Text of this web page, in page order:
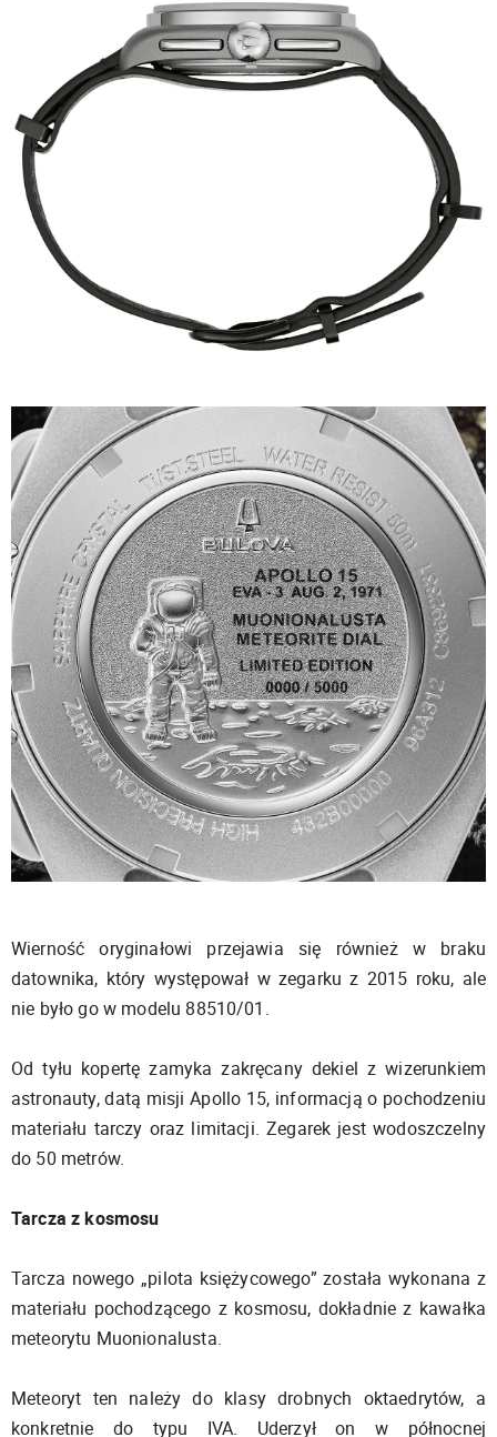
Wierność oryginałowi przejawia się również w braku
datownika, który występował w zegarku z 2015 roku, ale
nie było go w modelu 88510/01.
Od tyłu kopertę zamyka zakręcany dekiel z wizerunkiem
astronauty, datą misji Apollo 15, informacją o pochodzeniu
materiału tarczy oraz limitacji. Zegarek jest wodoszczelny
do 50 metrów.
Tarcza z kosmosu
Tarcza nowego „pilota księżycowego” została wykonana z
materiału pochodzącego z kosmosu, dokładnie z kawałka
meteorytu Muonionalusta.
Meteoryt ten należy do klasy drobnych oktaedrytów, a
konkretnie do typu IVA. Uderzył on w północnej